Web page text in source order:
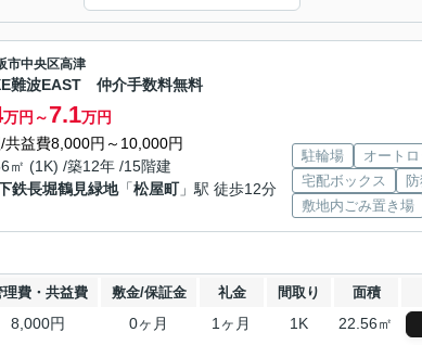
市中央区高津
難波EAST 仲介手数料無料
万円～7.1万円
共益費8,000円～10,000円
㎡ (1K) /築12年 /15階建
鉄長堀鶴見緑地「松屋町」駅 徒歩12分
駐輪場 オートロ
宅配ボックス
敷地内ごみ置き場
理費・共益費 敷金/保証金 礼金 間取り 面積
8,000円 0ヶ月 1ヶ月 1K 22.56㎡